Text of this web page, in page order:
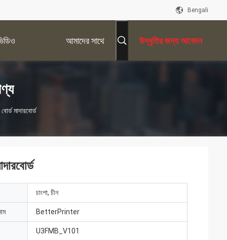
Bengali
আমাদের সাথে উদ্ধৃতির জন্য আবেদন
মাদারবোর্ড
চাংশা, চীন
BetterPrinter
U3FMB_V101